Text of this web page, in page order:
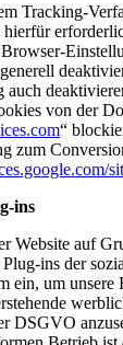
Tracking-
auch
von der
“
zum
ins
Website auf
ins der
ein, um unsere
DSGVO